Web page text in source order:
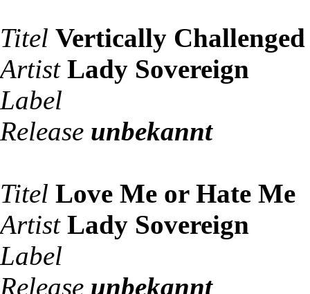
Titel Vertically Challenged
Artist Lady Sovereign
Label
Release unbekannt
Titel Love Me or Hate Me
Artist Lady Sovereign
Label
Release unbekannt